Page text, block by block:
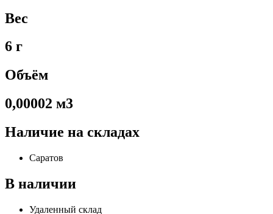
Вес
6 г
Объём
0,00002 м3
Наличие на складах
Саратов
В наличии
Удаленный склад